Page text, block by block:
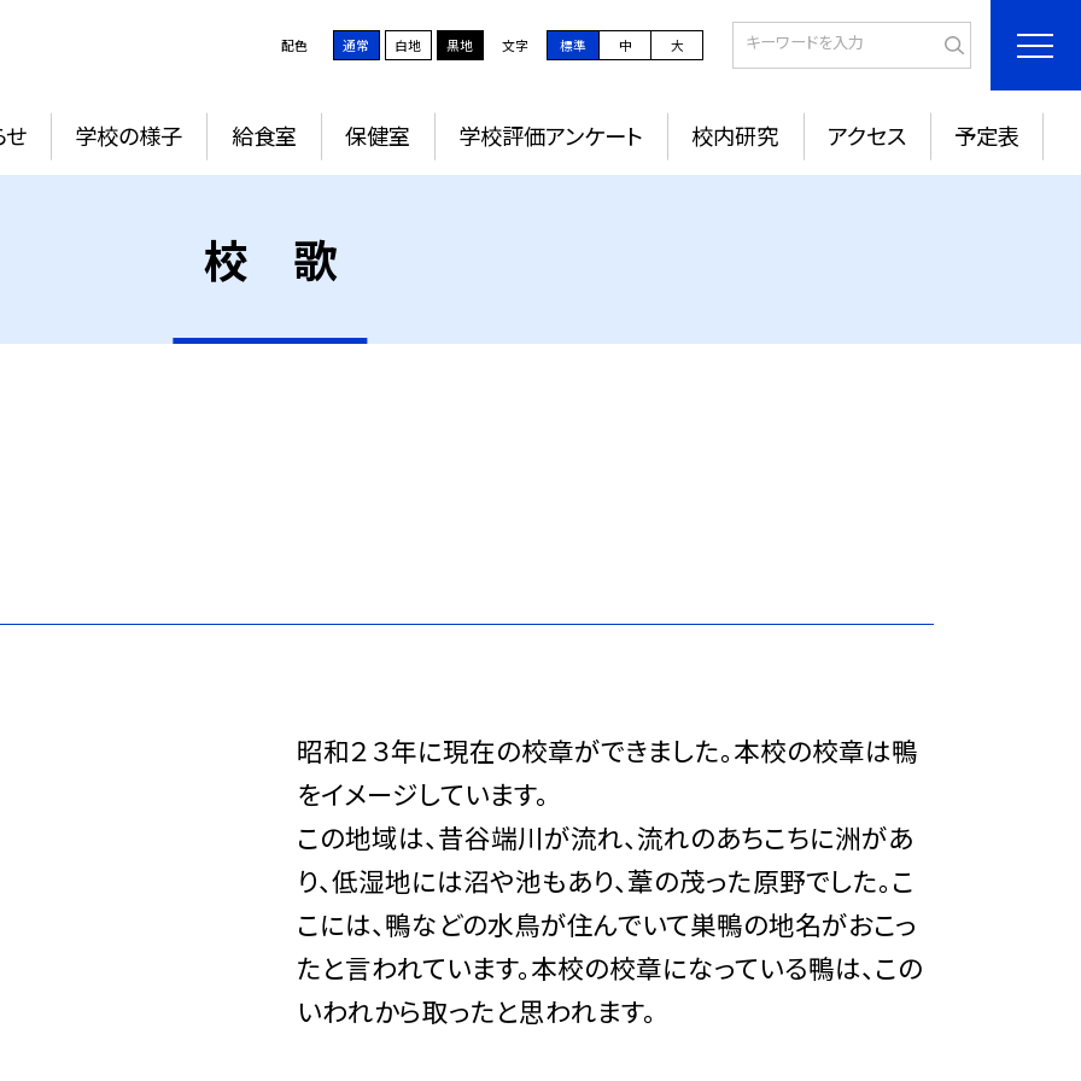
配色 通常 白地 黒地 文字 標準 中 大
せ 学校の様子 給食室 保健室 学校評価アンケート 校内研究 アクセス 予定表
校 歌
昭和２３年に現在の校章ができました。本校の校章は鴨
をイメージしています。
この地域は、昔谷端川が流れ、流れのあちこちに洲があ
り、低湿地には沼や池もあり、葦の茂った原野でした。こ
こには、鴨などの水鳥が住んでいて巣鴨の地名がおこっ
たと言われています。本校の校章になっている鴨は、この
いわれから取ったと思われます。